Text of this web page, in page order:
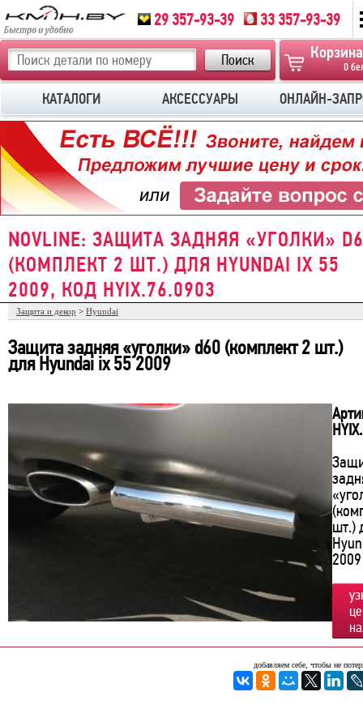
29 357-93-39 33 357-93-39
КАТАЛОГИ АКСЕССУАРЫ ОНЛАЙН-
NOVLINE: ЗАЩИТА ЗАДНЯЯ «УГОЛКИ»
(КОМПЛЕКТ 2 ШТ.) ДЛЯ HYUNDAI IX 55
2009, КОД HYIX.76.0903
Защита и декор > Hyundai
Защита задняя «уголки» d60 (комплект 2 шт.)
для Hyundai ix 55 2009
шт.)
2009
добавляем себе, чтобы не
0